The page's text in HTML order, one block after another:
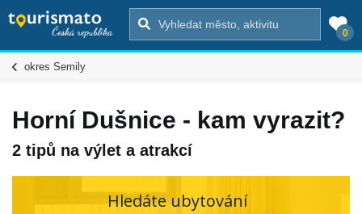
0
okres Semily
Horní Dušnice - kam vyrazit?
2 tipů na výlet a atrakcí
Hledáte ubytování